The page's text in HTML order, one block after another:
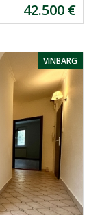
42.500 €
VINBARG